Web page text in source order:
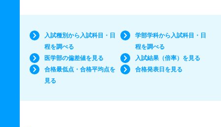
入試種別から入試科目・日
程を調べる
学部学科から入試科目・日
程を調べる
医学部の偏差値を見る
入試結果（倍率）を見る
合格最低点・合格平均点を
見る
合格発表日を見る